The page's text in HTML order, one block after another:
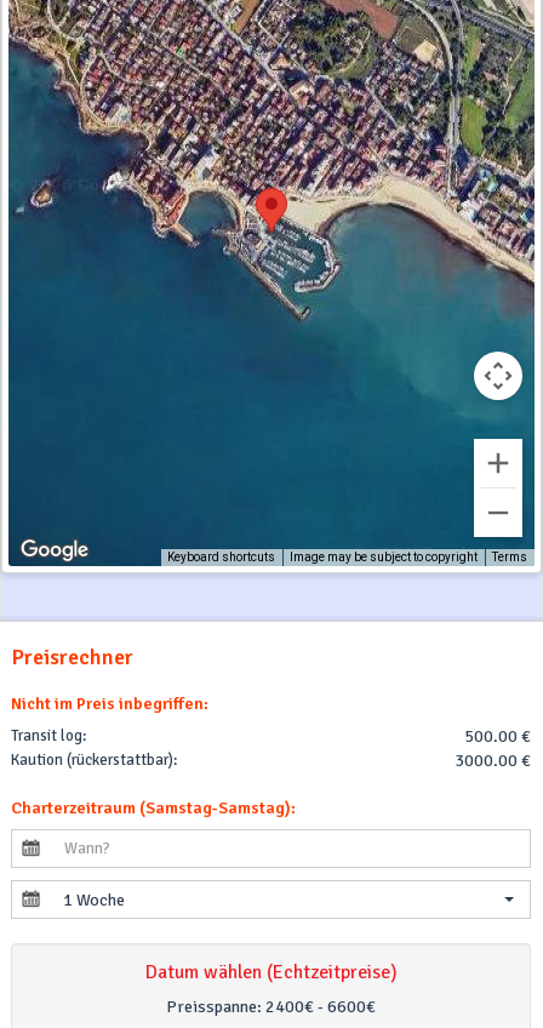
Keyboard shortcuts Image may be subject to copyright Terms
Preisrechner
Nicht im Preis inbegriffen:
Transit log: 500.00 €
Kaution (rückerstattbar): 3000.00 €
Charterzeitraum (Samstag-Samstag):
1 Woche
Datum wählen (Echtzeitpreise)
Preisspanne: 2400€ - 6600€